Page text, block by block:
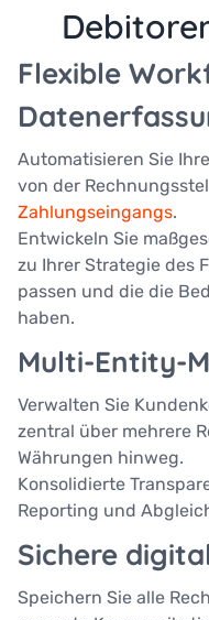
Flexible
Automatisieren Sie
von der
Zahlungseingangs.
Entwickeln Sie
zu Ihrer Strategie des
passen und die die
haben.
Multi-Entity-
Verwalten Sie
zentral über mehrere
Währungen hinweg.
Konsolidierte
Reporting und
Sichere
Speichern Sie alle